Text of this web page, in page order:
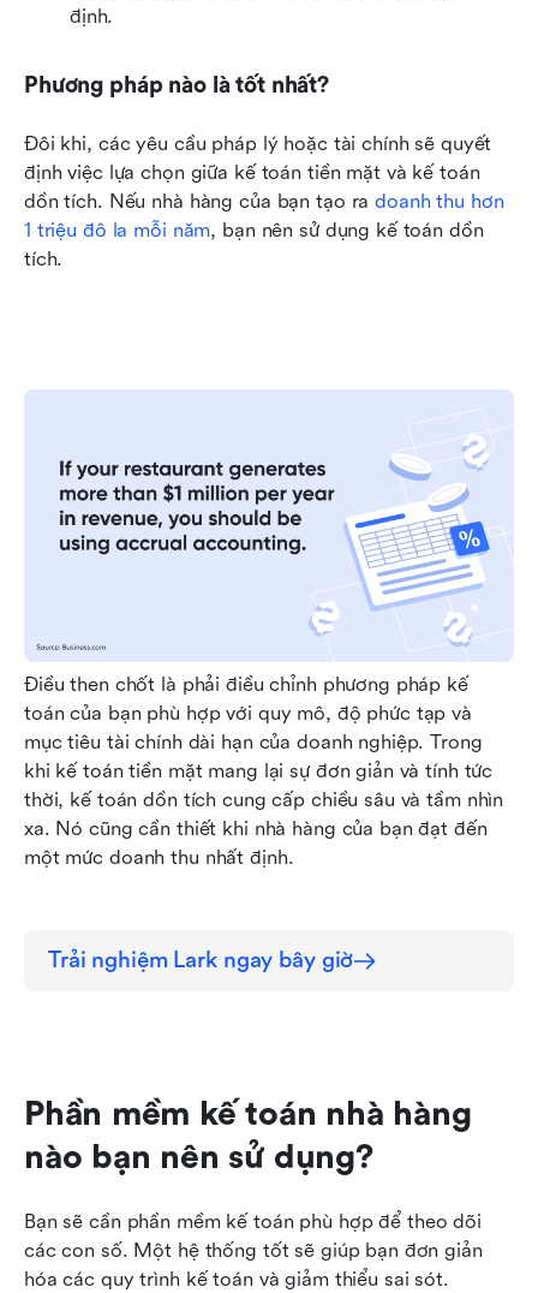
định.
Phương pháp nào là tốt nhất?
Đôi khi, các yêu cầu pháp lý hoặc tài chính sẽ quyết
định việc lựa chọn giữa kế toán tiền mặt và kế toán
dồn tích. Nếu nhà hàng của bạn tạo ra doanh thu hơn
1 triệu đô la mỗi năm, bạn nên sử dụng kế toán dồn
tích.
Điều then chốt là phải điều chỉnh phương pháp kế
toán của bạn phù hợp với quy mô, độ phức tạp và
mục tiêu tài chính dài hạn của doanh nghiệp. Trong
khi kế toán tiền mặt mang lại sự đơn giản và tính tức
thời, kế toán dồn tích cung cấp chiều sâu và tầm nhìn
xa. Nó cũng cần thiết khi nhà hàng của bạn đạt đến
một mức doanh thu nhất định.
Trải nghiệm Lark ngay bây giờ
Phần mềm kế toán nhà hàng
nào bạn nên sử dụng?
Bạn sẽ cần phần mềm kế toán phù hợp để theo dõi
các con số. Một hệ thống tốt sẽ giúp bạn đơn giản
hóa các quy trình kế toán và giảm thiểu sai sót.